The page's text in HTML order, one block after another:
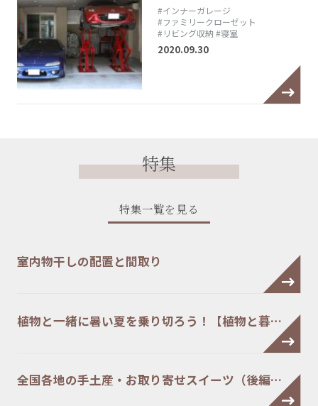
#インナーガレージ
#ファミリークローゼット
#リビング収納 #寝室
2020.09.30
特集
特集一覧を見る
室内物干しの配置と間取り
植物と一緒に暑い夏を乗り切ろう！【植物と暮…
全国各地の手土産・お取り寄せスイーツ（後編…